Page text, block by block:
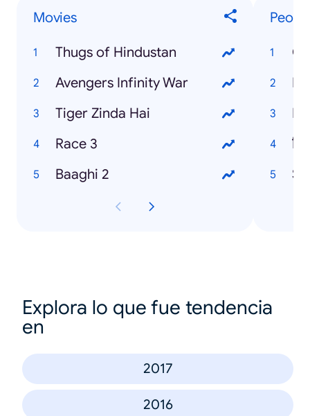
Movies
Thugs of Hindustan
Avengers Infinity War
Tiger Zinda Hai
Race 3
Baaghi 2
Explora lo que fue tendencia
en
2017
2016